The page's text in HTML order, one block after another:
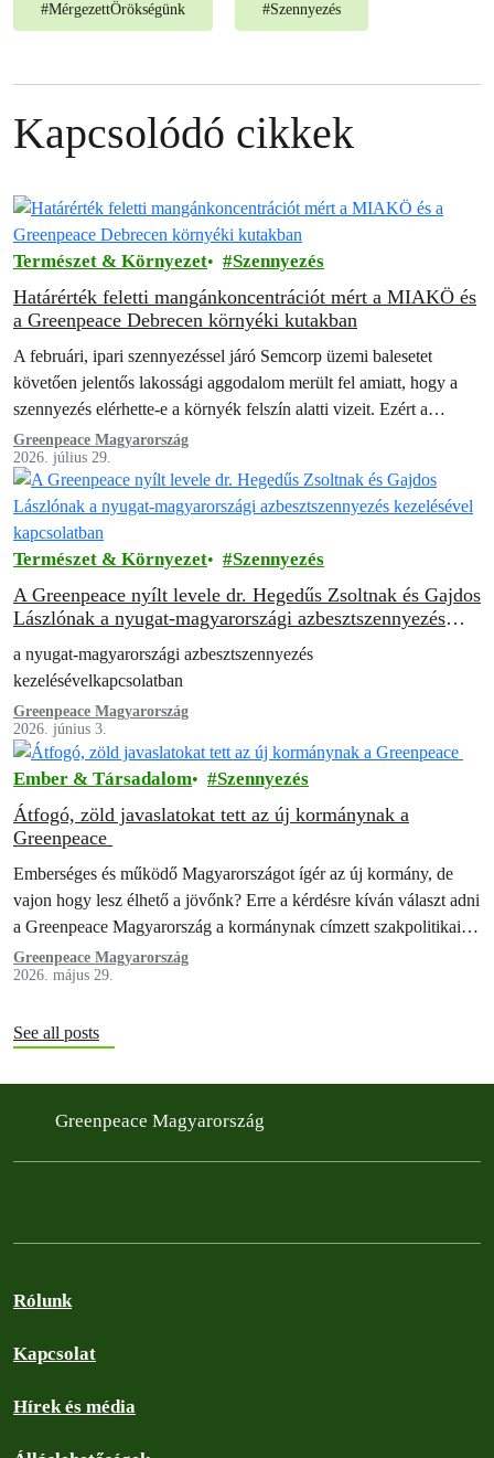
#MérgezettÖrökségünk #Szennyezés
Kapcsolódó cikkek
Természet & Környezet Szennyezés
Határérték feletti mangánkoncentrációt mért a MIAKÖ és
a Greenpeace Debrecen környéki kutakban
A februári, ipari szennyezéssel járó Semcorp üzemi balesetet
követően jelentős lakossági aggodalom merült fel amiatt, hogy a
szennyezés elérhette-e a környék felszín alatti vizeit. Ezért a
Mikepércsi Anyák a Környezetért…
Greenpeace Magyarország
2026. július 29.
Természet & Környezet Szennyezés
A Greenpeace nyílt levele dr. Hegedűs Zsoltnak és Gajdos
Lászlónak a nyugat-magyarországi azbesztszennyezés
kezelésével kapcsolatban
a nyugat-magyarországi azbesztszennyezés
kezelésévelkapcsolatban
Greenpeace Magyarország
2026. június 3.
Ember & Társadalom Szennyezés
Átfogó, zöld javaslatokat tett az új kormánynak a
Greenpeace
Emberséges és működő Magyarországot ígér az új kormány, de
vajon hogy lesz élhető a jövőnk? Erre a kérdésre kíván választ adni
a Greenpeace Magyarország a kormánynak címzett szakpolitikai
javaslatcsomagjával. A…
Greenpeace Magyarország
2026. május 29.
See all posts
Greenpeace Magyarország
Rólunk
Kapcsolat
Hírek és média